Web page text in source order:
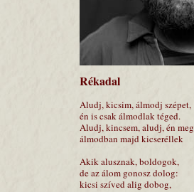
Rékadal
Aludj, kicsim, álmodj szépet,
én is csak álmodlak téged.
Aludj, kincsem, aludj, én meg
álmodban majd kicseréllek
Akik alusznak, boldogok,
de az álom gonosz dolog:
kicsi szíved alig dobog,